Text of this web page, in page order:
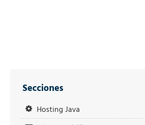
Secciones
Hosting Java